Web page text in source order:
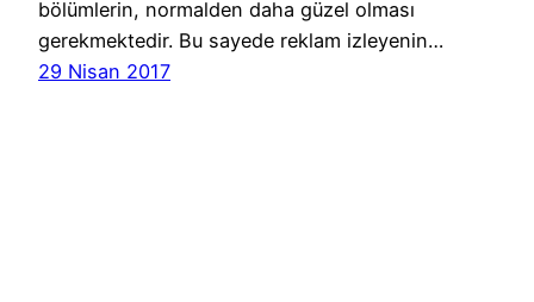
bölümlerin, normalden daha güzel olması
gerekmektedir. Bu sayede reklam izleyenin…
29 Nisan 2017